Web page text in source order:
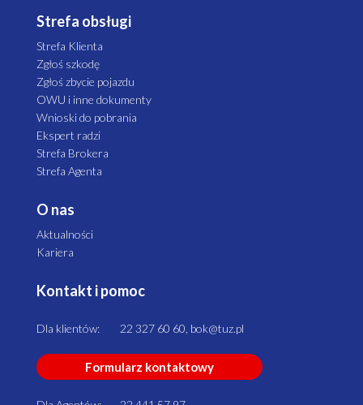
Strefa obsługi
Strefa Klienta
Zgłoś szkodę
Zgłoś zbycie pojazdu
OWU i inne dokumenty
Wnioski do pobrania
Ekspert radzi
Strefa Brokera
Strefa Agenta
O nas
Aktualności
Kariera
Kontakt i pomoc
Dla klientów: 22 327 60 60, bok@tuz.pl
Formularz kontaktowy